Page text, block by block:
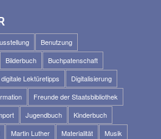
Benutzung
Bilderbuch
Buchpatenschaft
digitale Lektüretipps
Digitalisierung
Freunde der Staatsbibliothek
Jugendbuch
Kinderbuch
Martin Luther Materialität
Musik